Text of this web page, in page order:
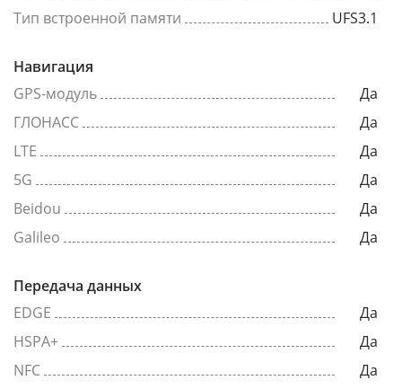
Тип встроенной памяти
UFS3.1
Навигация
GPS-модуль
Да
ГЛОНАСС
Да
LTE
Да
5G
Да
Beidou
Да
Galileo
Да
Передача данных
EDGE
Да
HSPA+
Да
NFC
Да